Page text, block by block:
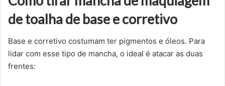
de toalha de base e corretivo
Base e corretivo costumam ter pigmentos e óleos. Para
lidar com esse tipo de mancha, o ideal é atacar as duas
frentes: